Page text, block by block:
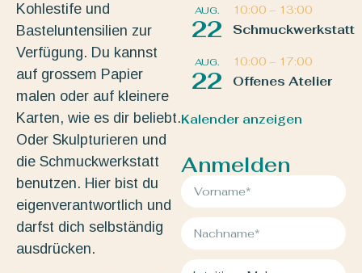
Kohlestife und
Basteluntensilien zur
Verfügung. Du kannst
auf grossem Papier
malen oder auf kleinere
Karten, wie es dir beliebt.
Oder Skulpturieren und
die Schmuckwerkstatt
benutzen. Hier bist du
eigenverantwortlich und
darfst dich selbständig
ausdrücken.
AUG.
22
10:00 – 13:00
Schmuckwerkstatt
AUG.
22
10:00 – 17:00
Offenes Atelier
Kalender anzeigen
Anmelden